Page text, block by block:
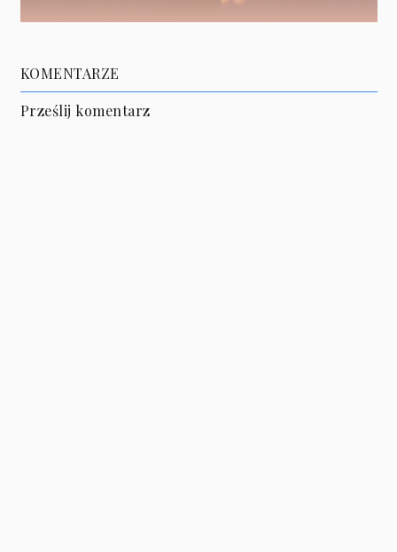
KOMENTARZE
Prześlij komentarz